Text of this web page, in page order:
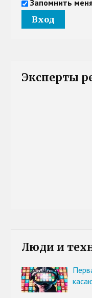
Запомнить
Эксперты
Люди и